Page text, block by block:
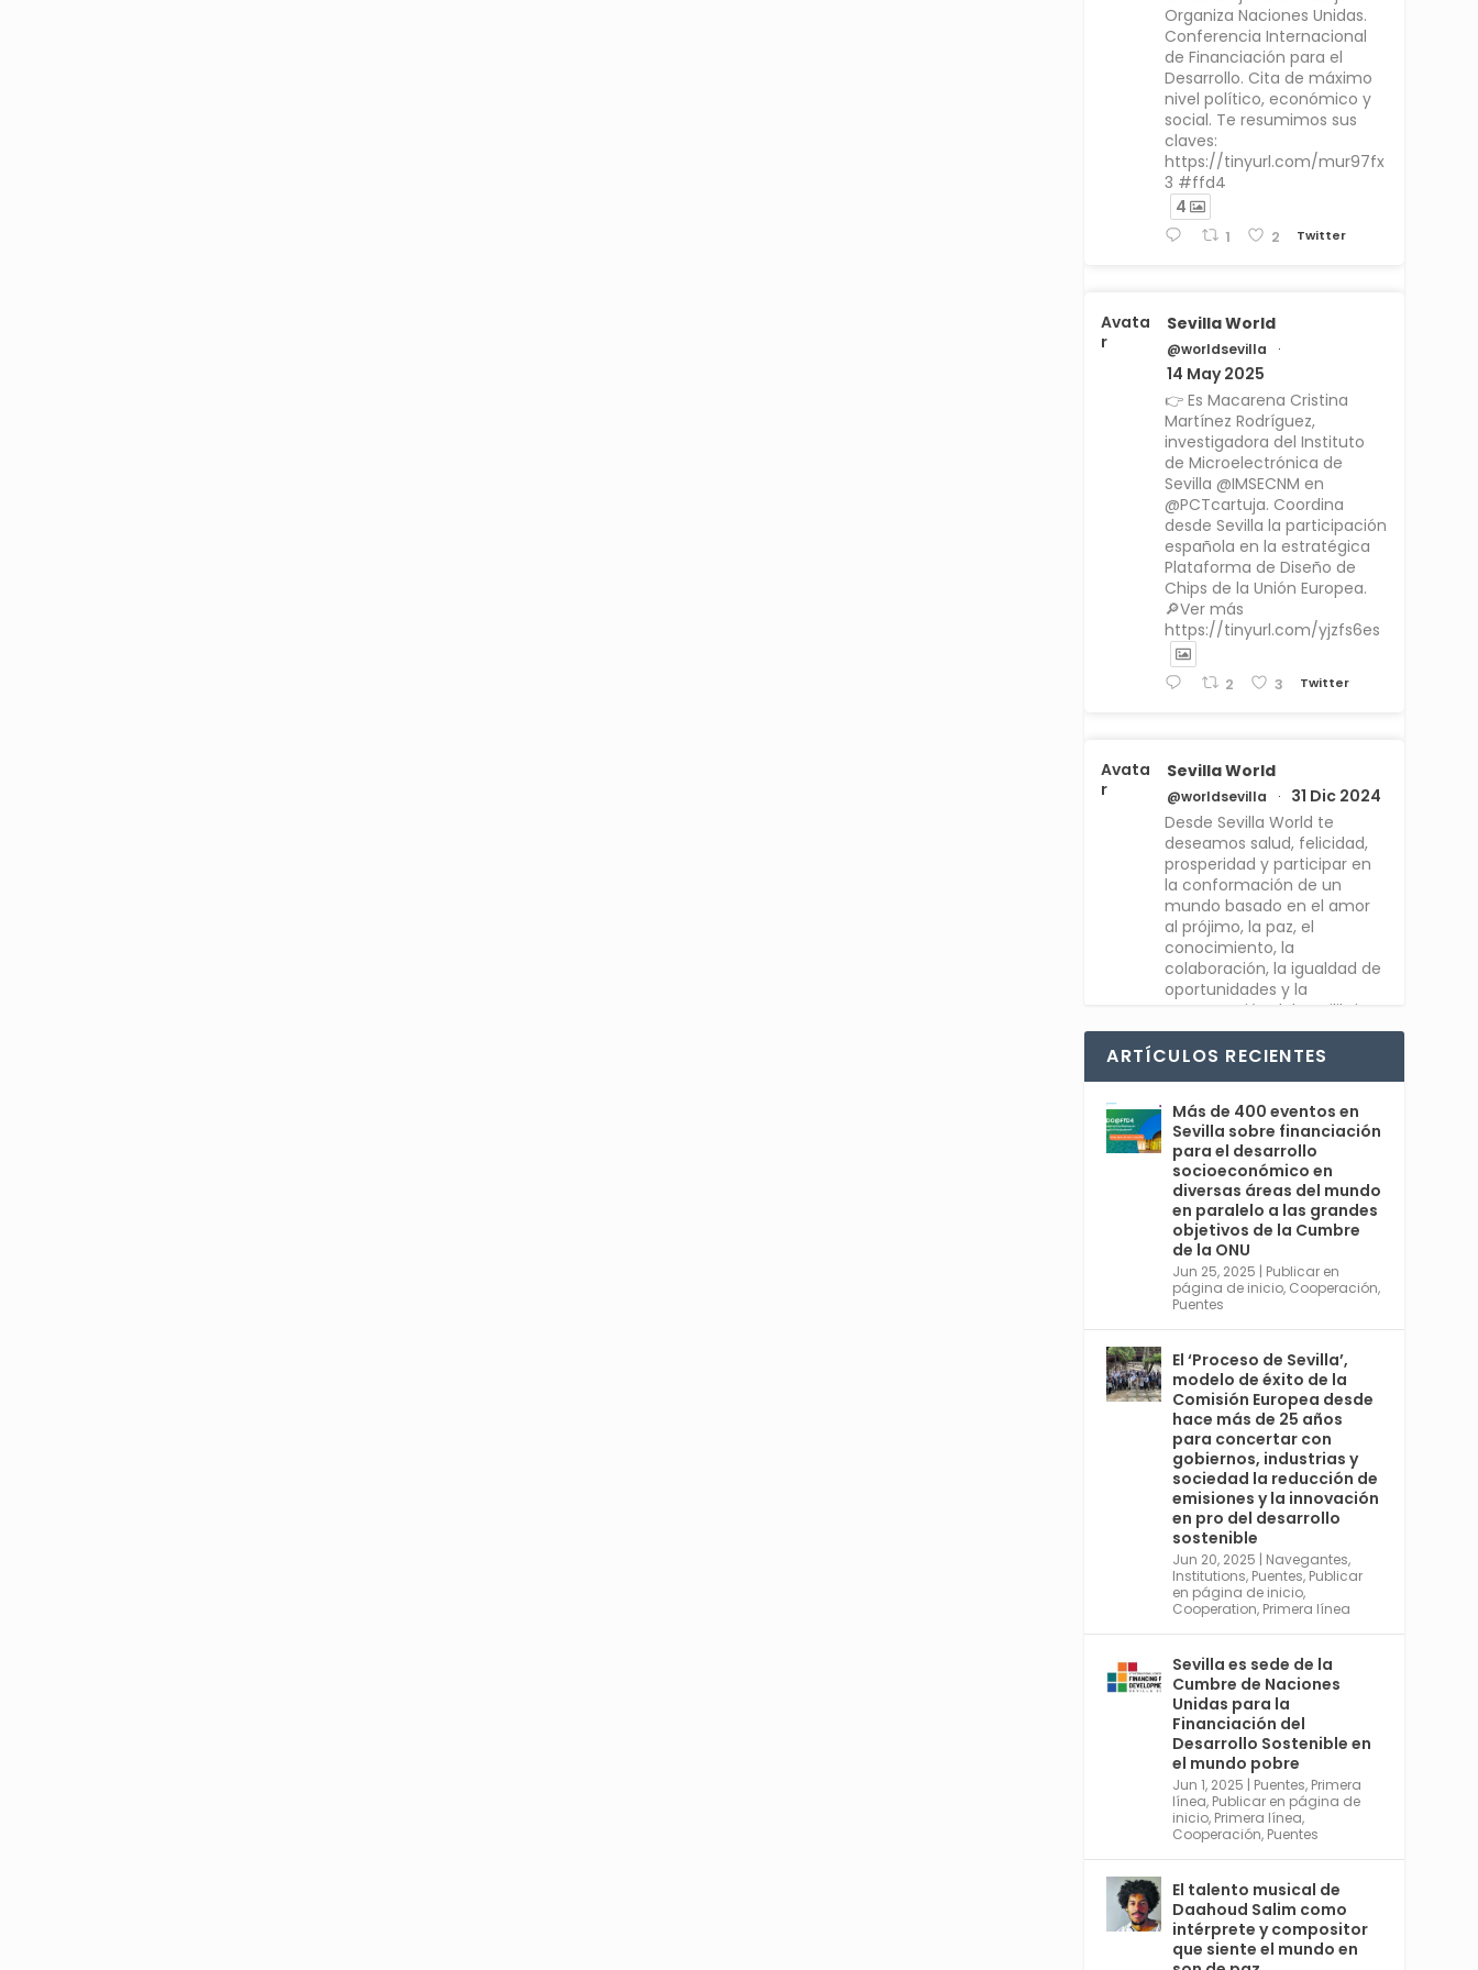
Organiza Naciones Unidas.
Conferencia Internacional
de Financiación para el
Desarrollo. Cita de máximo
nivel político, económico y
social. Te resumimos sus
claves:
https://tinyurl.com/mur97fx
3 #ffd4
4
1 2 Twitter
Avata
r
Sevilla World
@worldsevilla ·
14 May 2025
👉 Es Macarena Cristina
Martínez Rodríguez,
investigadora del Instituto
de Microelectrónica de
Sevilla @IMSECNM en
@PCTcartuja. Coordina
desde Sevilla la participación
española en la estratégica
Plataforma de Diseño de
Chips de la Unión Europea.
🔎Ver más
https://tinyurl.com/yjzfs6es
2 3 Twitter
Avata
r
Sevilla World
@worldsevilla ·
31 Dic 2024
Desde Sevilla World te
deseamos salud, felicidad,
prosperidad y participar en
la conformación de un
mundo basado en el amor
al prójimo, la paz, el
conocimiento, la
colaboración, la igualdad de
oportunidades y la
recuperación del equilibrio
entre sociedad y planeta.
#Feliz2025
1 Twitter
Sevilla World
@worldsevilla
30 Dic 2024
👉 La cita de ámbito
mundial más relevante en
#Sevilla en 2025 es una
cumbre organizada por
@ONU_es del 30 de junio al 3
de julio, con España
@MAECgob como anfitriona.
🌍 Cuarta Conferencia
Internacional sobre la
Financiación para el
Desarrollo. Ver más:
https://financing.desa.un.or
g/ffd4
2 Twitter
Avata
r
Sevilla World
@worldsevilla · 1 Sep 2024
La temporada de congresos
científicos comienza en
Sevilla este lunes 2 con la
Conferencia Internacional
sobre Catálisis, y con el
Congreso de Parasitología.
Del día 3 al 6, Congreso de
Metodología de Ciencias
Sociales y la Salud; y los días
5 y 6 Jornadas de Economía
Industrial.
4
ARTÍCULOS RECIENTES
Más de 400 eventos en
Sevilla sobre financiación
para el desarrollo
socioeconómico en
diversas áreas del mundo
en paralelo a las grandes
objetivos de la Cumbre
de la ONU
Jun 25, 2025 | Publicar en
página de inicio, Cooperación,
Puentes
El ‘Proceso de Sevilla’,
modelo de éxito de la
Comisión Europea desde
hace más de 25 años
para concertar con
gobiernos, industrias y
sociedad la reducción de
emisiones y la innovación
en pro del desarrollo
sostenible
Jun 20, 2025 | Navegantes,
Institutions, Puentes, Publicar
en página de inicio,
Cooperation, Primera línea
Sevilla es sede de la
Cumbre de Naciones
Unidas para la
Financiación del
Desarrollo Sostenible en
el mundo pobre
Jun 1, 2025 | Puentes, Primera
línea, Publicar en página de
inicio, Primera línea,
Cooperación, Puentes
El talento musical de
Daahoud Salim como
intérprete y compositor
que siente el mundo en